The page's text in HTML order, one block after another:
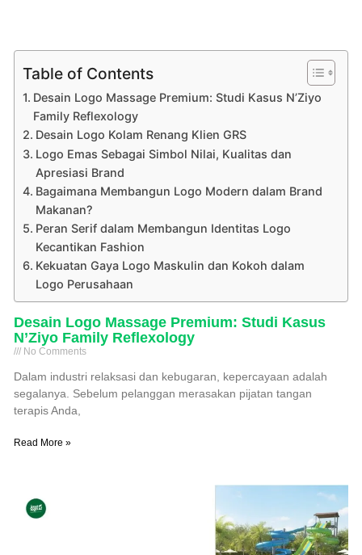
Table of Contents
Desain Logo Massage Premium: Studi Kasus N’Ziyo
Family Reflexology
Desain Logo Kolam Renang Klien GRS
Logo Emas Sebagai Simbol Nilai, Kualitas dan
Apresiasi Brand
Bagaimana Membangun Logo Modern dalam Brand
Makanan?
Peran Serif dalam Membangun Identitas Logo
Kecantikan Fashion
Kekuatan Gaya Logo Maskulin dan Kokoh dalam
Logo Perusahaan
Desain Logo Massage Premium: Studi Kasus
N’Ziyo Family Reflexology
No Comments
Dalam industri relaksasi dan kebugaran, kepercayaan adalah
segalanya. Sebelum pelanggan merasakan pijatan tangan
terapis Anda,
Read More »